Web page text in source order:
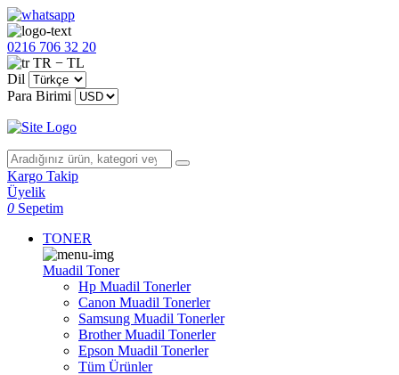
0216 706 32 20
TR − TL
Dil
Para Birimi
Kargo Takip
Üyelik
0 Sepetim
TONER
Muadil Toner
Hp Muadil Tonerler
Canon Muadil Tonerler
Samsung Muadil Tonerler
Brother Muadil Tonerler
Epson Muadil Tonerler
Tüm Ürünler